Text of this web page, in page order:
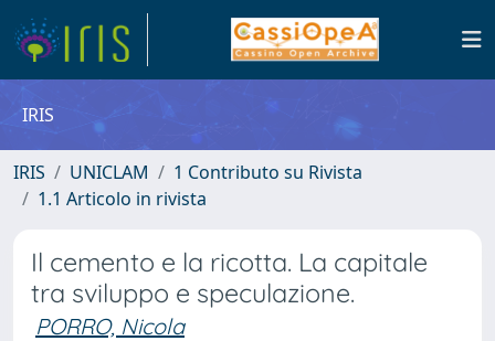
IRIS
IRIS UNICLAM
1 Contributo su Rivista
1.1 Articolo in rivista
Il cemento e la ricotta. La capitale
tra sviluppo e speculazione.
PORRO, Nicola